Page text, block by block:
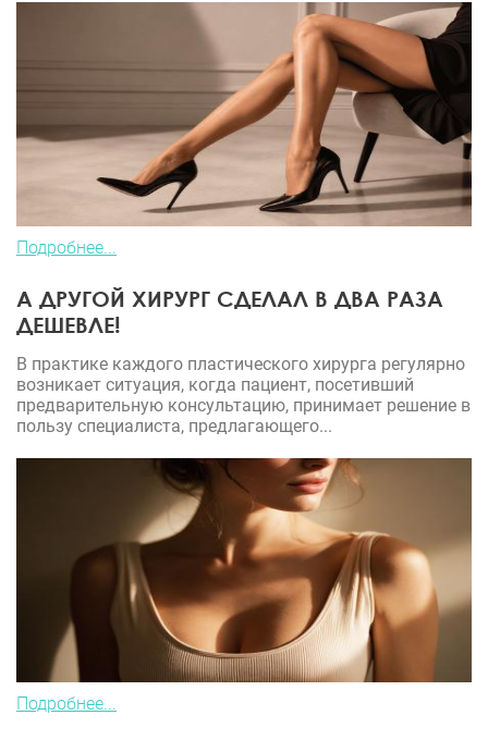
Подробнее...
А ДРУГОЙ ХИРУРГ СДЕЛАЛ В ДВА РАЗА
ДЕШЕВЛЕ!
В практике каждого пластического хирурга регулярно
возникает ситуация, когда пациент, посетивший
предварительную консультацию, принимает решение в
пользу специалиста, предлагающего...
Подробнее...